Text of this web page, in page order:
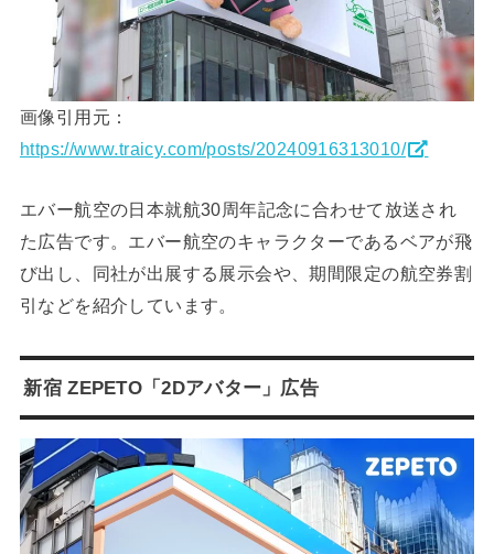
画像引用元：
https://www.traicy.com/posts/20240916313010/
エバー航空の日本就航30周年記念に合わせて放送され
た広告です。エバー航空のキャラクターであるベアが飛
び出し、同社が出展する展示会や、期間限定の航空券割
引などを紹介しています。
新宿 ZEPETO「2Dアバター」広告